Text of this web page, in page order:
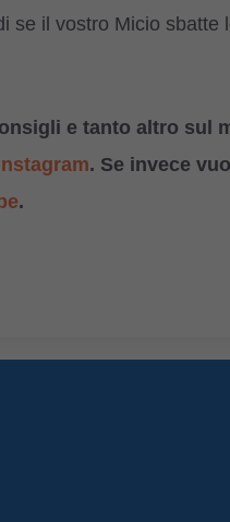
se il vostro Micio sbatte
e tanto altro sul
. Se invece
.